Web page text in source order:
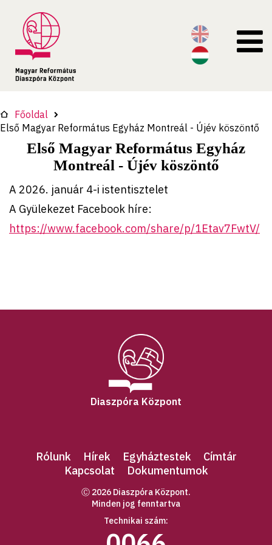
Főoldal
Első Magyar Református Egyház Montreál - Újév köszöntő
Első Magyar Református Egyház
Montreál - Újév köszöntő
A 2026. január 4-i istentisztelet
A Gyülekezet Facebook híre:
https://www.facebook.com/share/p/1Etav7FwtV/
Diaszpóra Központ
Rólunk Hírek Egyháztestek
Címtár
Kapcsolat
Dokumentumok
Ⓒ 2026 Diaszpóra Központ.
Minden jog fenntartva
Technikai szám: